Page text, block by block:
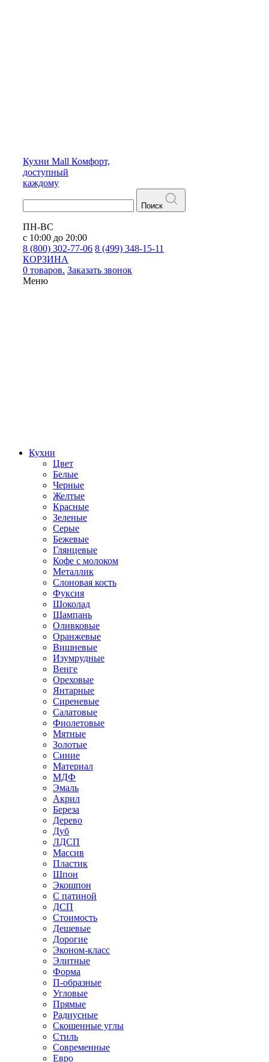
Кухни Mall Комфорт,
доступный
каждому
Поиск
ПН-ВС
с 10:00 до 20:00
8 (800) 302-77-06 8 (499) 348-15-11
КОРЗИНА
0 товаров. Заказать звонок
Меню
Кухни
Цвет
Белые
Черные
Желтые
Красные
Зеленые
Серые
Бежевые
Глянцевые
Кофе с молоком
Металлик
Слоновая кость
Фуксия
Шоколад
Шампань
Оливковые
Оранжевые
Вишневые
Изумрудные
Венге
Ореховые
Янтарные
Сиреневые
Салатовые
Фиолетовые
Мятные
Золотые
Синие
Материал
МДФ
Эмаль
Акрил
Береза
Дерево
Дуб
ЛДСП
Массив
Пластик
Шпон
Экошпон
С патиной
ДСП
Стоимость
Дешевые
Дорогие
Эконом-класс
Элитные
Форма
П-образные
Угловые
Прямые
Радиусные
Скошенные углы
Стиль
Современные
Евро